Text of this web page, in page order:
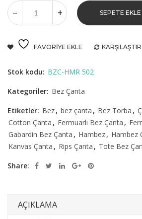
SEPETE EKLE
FAVORIYE EKLE KARŞILAŞTIR
Stok kodu: BZC-HMR 502
Kategoriler: Bez Çanta
Etiketler: Bez, bez çanta , Bez Torba ,
Cotton Çanta , Fermuarlı Bez Çanta ,
Gabardin Bez Çanta , Hambez, Hambez
Kanvas Çanta , Rips Çanta , Tote Bez
Share:
AÇIKLAMA